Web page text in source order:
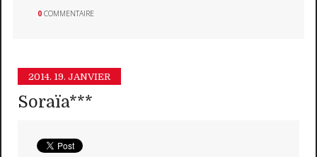
0 COMMENTAIRE
2014. 19. JANVIER
Soraïa***